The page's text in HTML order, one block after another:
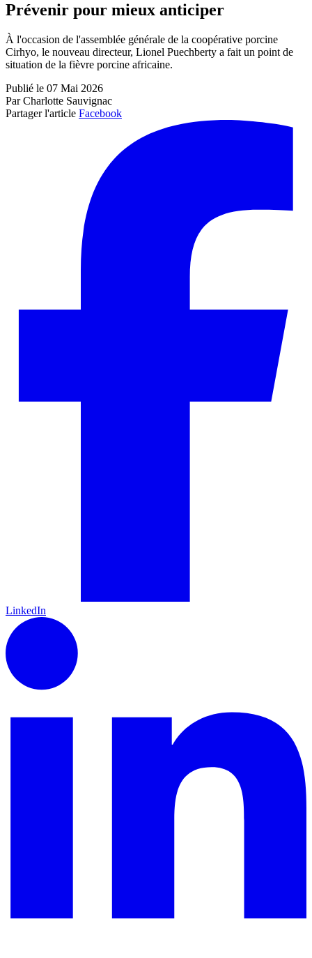
Prévenir pour mieux anticiper
À l'occasion de l'assemblée générale de la coopérative porcine
Cirhyo, le nouveau directeur, Lionel Puechberty a fait un point de
situation de la fièvre porcine africaine.
Publié le 07 Mai 2026
Par Charlotte Sauvignac
Partager l'article Facebook
LinkedIn